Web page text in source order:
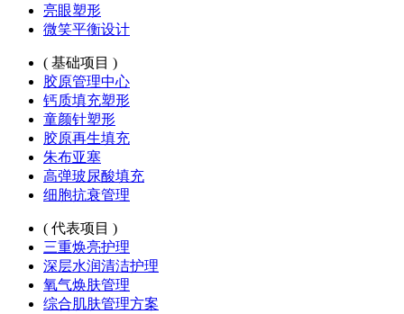
亮眼塑形
微笑平衡设计
( 基础项目 )
胶原管理中心
钙质填充塑形
童颜针塑形
胶原再生填充
朱布亚塞
高弹玻尿酸填充
细胞抗衰管理
( 代表项目 )
三重焕亮护理
深层水润清洁护理
氧气焕肤管理
综合肌肤管理方案